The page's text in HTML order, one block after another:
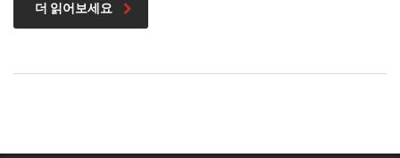
더 읽어보세요